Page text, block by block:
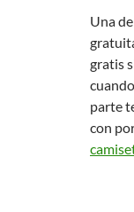
Una
gratis
parte
con